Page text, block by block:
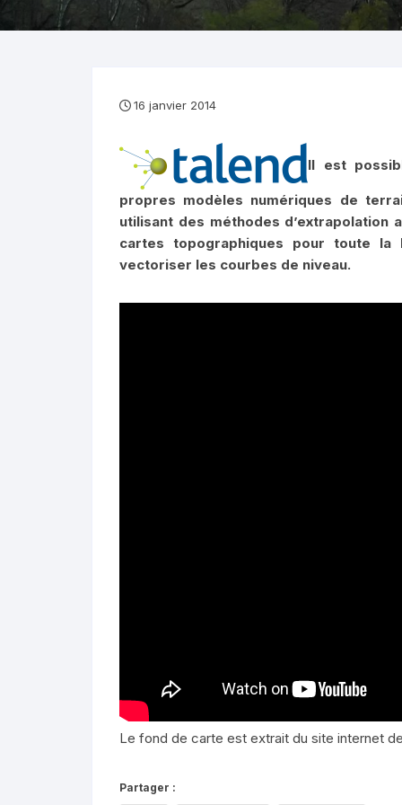
16 janvier 2014
Il est
propres modèles numériques de
utilisant des méthodes
cartes topographiques pour toute
vectoriser les courbes de niveau.
Le fond de carte est extrait du site internet
Partager :